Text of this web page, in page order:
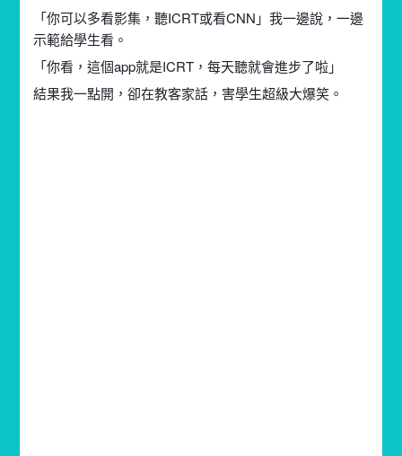
「你可以多看影集，聽ICRT或看CNN」我一邊說，一邊
示範給學生看。
「你看，這個app就是ICRT，每天聽就會進步了啦」
結果我一點開，卻在教客家話，害學生超級大爆笑。